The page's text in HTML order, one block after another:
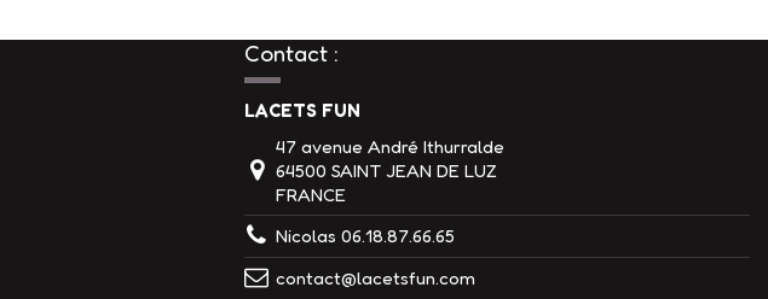
Contact :
LACETS FUN
47 avenue André Ithurralde
64500 SAINT JEAN DE LUZ
FRANCE
Nicolas 06.18.87.66.65
contact@lacetsfun.com